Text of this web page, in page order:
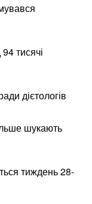
тисячі
дієтологів
шукають
тиждень 28-